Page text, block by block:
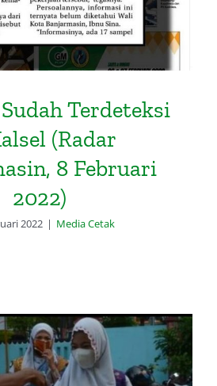
Terdeteksi
(Radar
8 Februari
2022)
2022 | Media Cetak